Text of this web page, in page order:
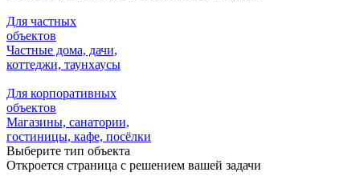
Для частных
объектов
Частные дома, дачи,
коттеджи, таунхаусы
Для корпоративных
объектов
Магазины, санатории,
гостиницы, кафе, посёлки
Выберите тип объекта
Откроется страница с решением вашей задачи